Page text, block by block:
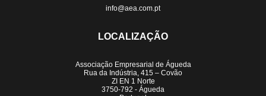
info@aea.com.pt
LOCALIZAÇÃO
Associação Empresarial de Águeda
Rua da Indústria, 415 – Covão
ZI EN 1 Norte
3750-792 - Águeda